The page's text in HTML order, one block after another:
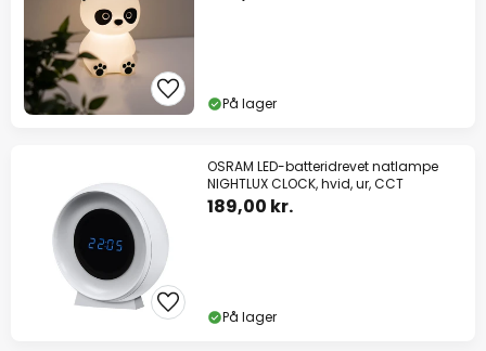
På lager
OSRAM LED-batteridrevet natlampe
NIGHTLUX CLOCK, hvid, ur, CCT
189,00 kr.
På lager